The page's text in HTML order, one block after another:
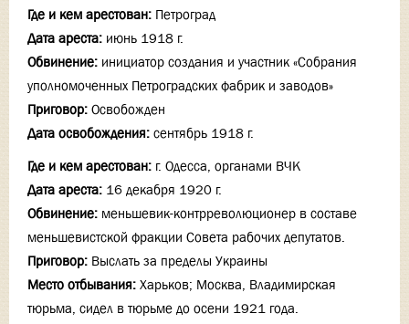
Где и кем арестован: Петроград
Дата ареста: июнь 1918 г.
Обвинение: инициатор создания и участник «Собрания
уполномоченных Петроградских фабрик и заводов»
Приговор: Освобожден
Дата освобождения: сентябрь 1918 г.
Где и кем арестован: г. Одесса, органами ВЧК
Дата ареста: 16 декабря 1920 г.
Обвинение: меньшевик-контрреволюционер в составе
меньшевистской фракции Совета рабочих депутатов.
Приговор: Выслать за пределы Украины
Место отбывания: Харьков; Москва, Владимирская
тюрьма, сидел в тюрьме до осени 1921 года.